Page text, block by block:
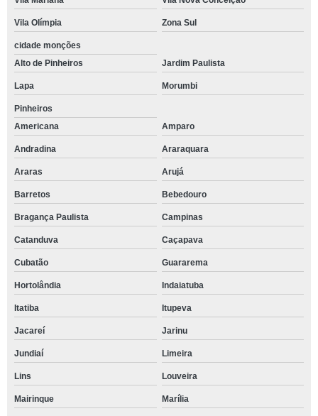
Vila Olímpia Zona Sul
cidade monções
Alto de Pinheiros
Jardim Paulista
Lapa Morumbi
Pinheiros
Americana
Amparo
Andradina Araraquara
Araras Arujá
Barretos Bebedouro
Bragança Paulista Campinas
Catanduva Caçapava
Cubatão Guararema
Hortolândia Indaiatuba
Itatiba Itupeva
Jacareí Jarinu
Jundiaí Limeira
Lins Louveira
Mairinque Marília